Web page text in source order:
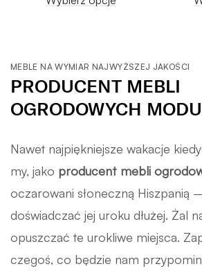
MEBLE NA WYMIAR NAJWYŻSZEJ JAKOŚCI
PRODUCENT MEBLI
OGRODOWYCH MODU
Nawet najpiękniejsze wakacje
my, jako producent mebli
oczarowani słoneczną Hiszpanią
doświadczać jej uroku dłużej. Żal
opuszczać te urokliwe miejsca.
czegoś, co będzie nam